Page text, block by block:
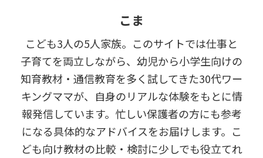
こま
こども3人の5人家族。このサイトでは仕事と
子育てを両立しながら、幼児から小学生向けの
知育教材・通信教育を多く試してきた30代ワー
キングママが、自身のリアルな体験をもとに情
報発信しています。忙しい保護者の方にも参考
になる具体的なアドバイスをお届けします。こ
ども向け教材の比較・検討に少しでも役立てれ